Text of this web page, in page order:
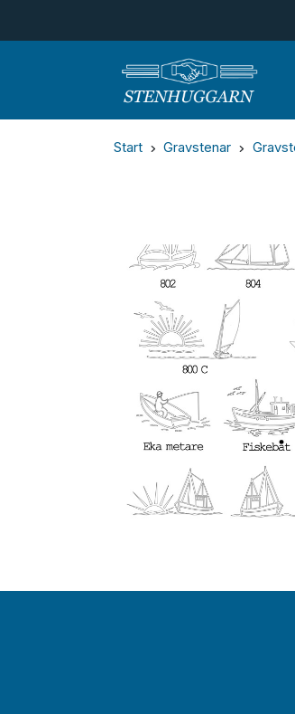
Start Gravstenar